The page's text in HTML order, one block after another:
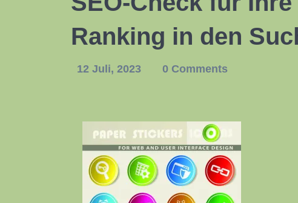
Ranking in den
12 Juli, 2023 0 Comments